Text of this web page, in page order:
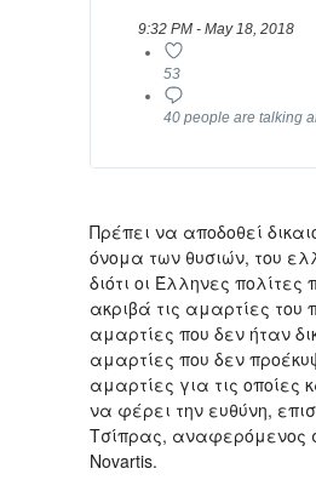
9:32 PM - May 18, 2018
53
40 people are talking
Πρέπει να αποδοθεί
όνομα των θυσιών, του
διότι οι Έλληνες
ακριβά τις αμαρτίες του
αμαρτίες που δεν ήταν
αμαρτίες που δεν
αμαρτίες για τις οποίες
να φέρει την ευθύνη,
Τσίπρας, αναφερόμενος
Novartis.